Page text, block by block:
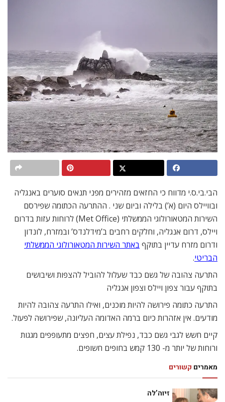
הבי.בי.ס.י מדווח כי החזאים מזהירים מפני תנאים סוערים באנגליה
ובוויילס היום (א’) בלילה וביום שני . ההתרעה הכתומה שפירסם
השירות המטאורולוגי הממשלתי (Met Office) לרוחות עזות בדרום
ויילס, דרום אנגליה, וחלקים רחבים ב’מידלנדס’ ובמזרח, לונדון
ודרום מזרח עדיין בתוקף באתר השירות המטאורולוגי הממשלתי
הבריטי.
התרעה צהובה של גשם כבד שעלול להוביל להצפות ושיבושים
בתוקף עבור צפון ויילס וצפון אנגליה
התרעה כתומה פירושה להיות מוכנים, ואילו התרעה צהובה להיות
מודעים. אין אזהרות כיום ברמה האדומה העליונה, שפירושה לפעול.
קיים חשש לגבי גשם כבד, נפילת עצים, חפצים מתעופפים מגגות
ורוחות של יותר מ- 130 קמש בחופים חשופים.
מאמרים קשורים
זיוה’לה